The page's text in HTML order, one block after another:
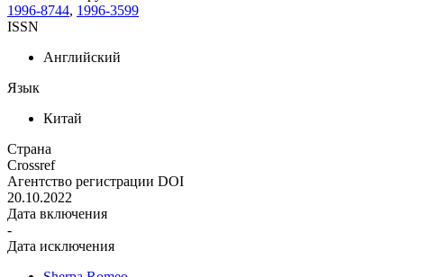
1996-8744, 1996-3599
ISSN
Английский
Язык
Китай
Страна
Crossref
Агентство регистрации DOI
20.10.2022
Дата включения
-
Дата исключения